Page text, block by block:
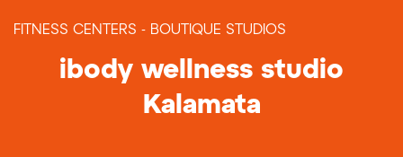
FITNESS CENTERS - BOUTIQUE STUDIOS
ibody wellness studio
Kalamata